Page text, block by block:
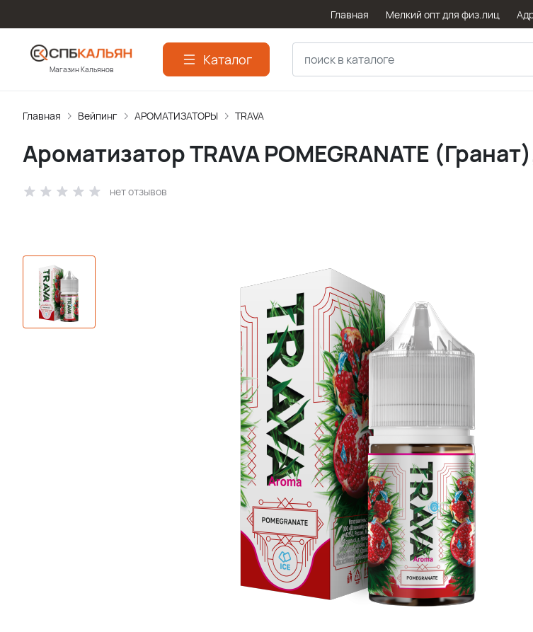
Главная Мелкий опт для физ.лиц
Магазин Кальянов
Каталог
Главная Вейпинг АРОМАТИЗАТОPЫ TRAVA
Ароматизатор TRAVA POMEGRANATE
нет отзывов